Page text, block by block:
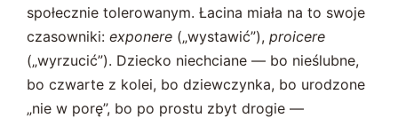
społecznie tolerowanym. Łacina miała na to swoje
czasowniki: exponere („wystawić”), proicere
(„wyrzucić”). Dziecko niechciane — bo nieślubne,
bo czwarte z kolei, bo dziewczynka, bo urodzone
„nie w porę”, bo po prostu zbyt drogie —